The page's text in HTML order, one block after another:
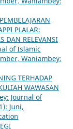
PLALAR:
DAN RELEVANSI
of Islamic
Waniambey:
TERHADAP
WAWASAN
Journal of
Juni,